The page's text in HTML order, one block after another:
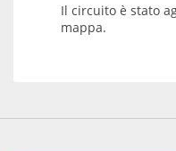
Il circuito è stato
mappa.